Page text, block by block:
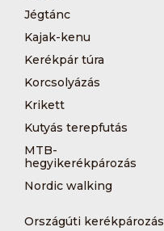
Jégtánc
Kajak-kenu
Kerékpár túra
Korcsolyázás
Krikett
Kutyás terepfutás
MTB-
hegyikerékpározás
Nordic walking
Országúti kerékpározás